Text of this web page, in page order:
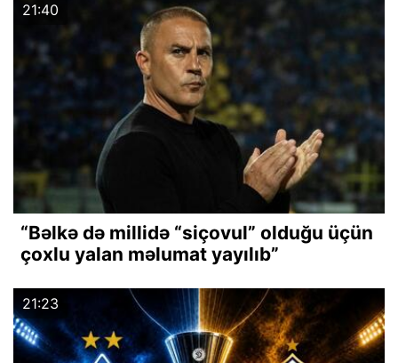
21:40
“Bəlkə də millidə “siçovul” olduğu üçün
çoxlu yalan məlumat yayılıb”
21:23